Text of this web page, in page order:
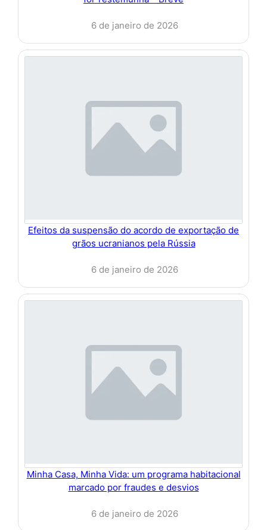
6 de janeiro de 2026
Efeitos da suspensão do acordo de exportação de
grãos ucranianos pela Rússia
6 de janeiro de 2026
Minha Casa, Minha Vida: um programa habitacional
marcado por fraudes e desvios
6 de janeiro de 2026